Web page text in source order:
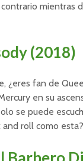
mientras
(2018)
¿eres fan de
en su
se puede
and roll como esta?